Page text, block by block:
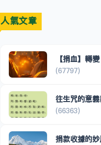
人氣文章
【捐血】轉
(67797)
往生咒的意
(66363)
捐款收據的